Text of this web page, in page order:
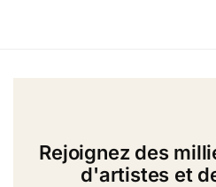
Rejoignez des
d'artistes et